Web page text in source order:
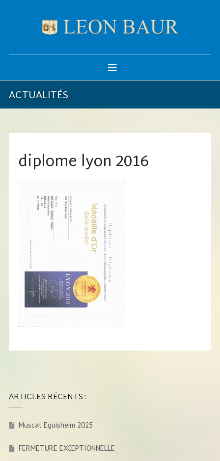
ACTUALITÉS
diplome lyon 2016
ARTICLES RÉCENTS :
Muscat Eguisheim 2025
FERMETURE EXCEPTIONNELLE